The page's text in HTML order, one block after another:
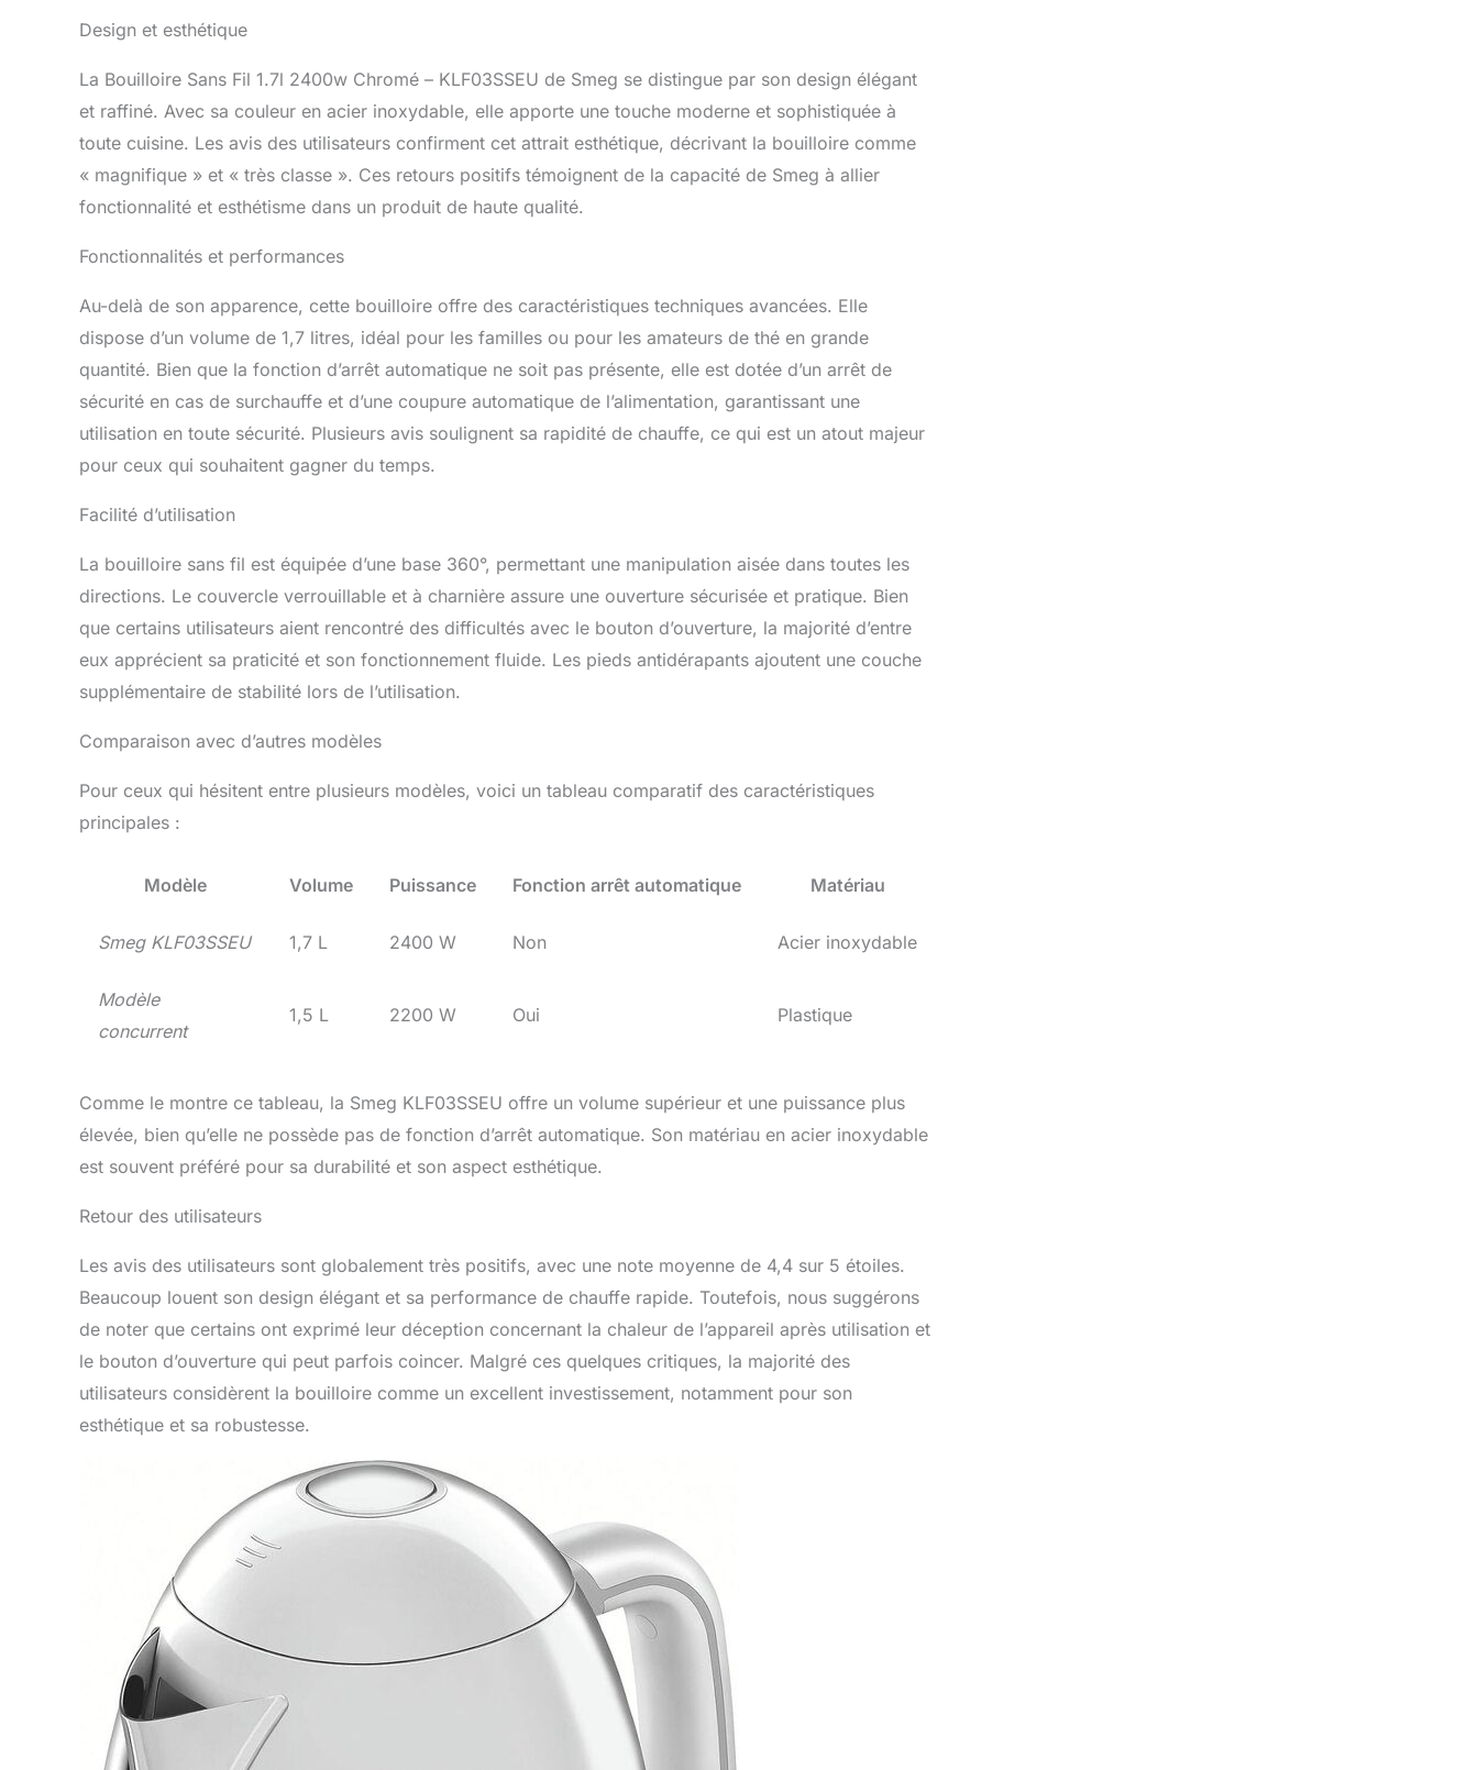
Smeg rend chaque instant spécial en chauffant l'eau en un instant et
Design et esthétique
La Bouilloire Sans Fil 1.7l 2400w Chromé – KLF03SSEU de Smeg se distingue par son design élégant
et raffiné. Avec sa couleur en acier inoxydable, elle apporte une touche moderne et sophistiquée à
toute cuisine. Les avis des utilisateurs confirment cet attrait esthétique, décrivant la bouilloire comme
« magnifique » et « très classe ». Ces retours positifs témoignent de la capacité de Smeg à allier
fonctionnalité et esthétisme dans un produit de haute qualité.
Fonctionnalités et performances
Au-delà de son apparence, cette bouilloire offre des caractéristiques techniques avancées. Elle
dispose d’un volume de 1,7 litres, idéal pour les familles ou pour les amateurs de thé en grande
quantité. Bien que la fonction d’arrêt automatique ne soit pas présente, elle est dotée d’un arrêt de
sécurité en cas de surchauffe et d’une coupure automatique de l’alimentation, garantissant une
utilisation en toute sécurité. Plusieurs avis soulignent sa rapidité de chauffe, ce qui est un atout majeur
pour ceux qui souhaitent gagner du temps.
Facilité d’utilisation
La bouilloire sans fil est équipée d’une base 360°, permettant une manipulation aisée dans toutes les
directions. Le couvercle verrouillable et à charnière assure une ouverture sécurisée et pratique. Bien
que certains utilisateurs aient rencontré des difficultés avec le bouton d’ouverture, la majorité d’entre
eux apprécient sa praticité et son fonctionnement fluide. Les pieds antidérapants ajoutent une couche
supplémentaire de stabilité lors de l’utilisation.
Comparaison avec d’autres modèles
Pour ceux qui hésitent entre plusieurs modèles, voici un tableau comparatif des caractéristiques
principales :
Modèle Volume Puissance Fonction arrêt automatique Matériau
Smeg KLF03SSEU 1,7 L 2400 W Non Acier inoxydable
Modèle
concurrent
1,5 L 2200 W Oui Plastique
Comme le montre ce tableau, la Smeg KLF03SSEU offre un volume supérieur et une puissance plus
élevée, bien qu’elle ne possède pas de fonction d’arrêt automatique. Son matériau en acier inoxydable
est souvent préféré pour sa durabilité et son aspect esthétique.
Retour des utilisateurs
Les avis des utilisateurs sont globalement très positifs, avec une note moyenne de 4,4 sur 5 étoiles.
Beaucoup louent son design élégant et sa performance de chauffe rapide. Toutefois, nous suggérons
de noter que certains ont exprimé leur déception concernant la chaleur de l’appareil après utilisation et
le bouton d’ouverture qui peut parfois coincer. Malgré ces quelques critiques, la majorité des
utilisateurs considèrent la bouilloire comme un excellent investissement, notamment pour son
esthétique et sa robustesse.